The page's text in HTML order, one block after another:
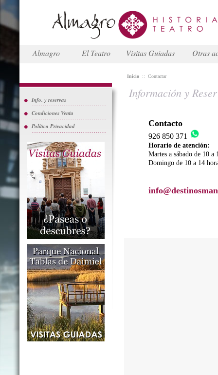
Almagro El Teatro Visitas Guiadas Otras
Info. y reservas
Condiciones Venta
Política Privacidad
Inicio :: Contactar
Información y
Contacto
926 850 371
Horario de atención:
Martes a sábado de 10 a
Domingo de 10 a 14